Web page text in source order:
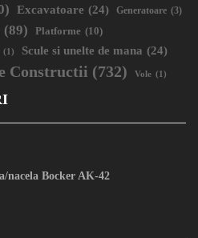
Excavatoare (24) Generatoare (3)
(89) Platforme (10)
(1) Scule si unelte de mana (24)
Constructii (732) Vole (1)
nacela Bocker AK-42